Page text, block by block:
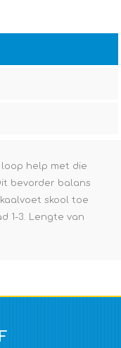
loop help met die
bevorder balans
skool toe
1-3. Lengte van